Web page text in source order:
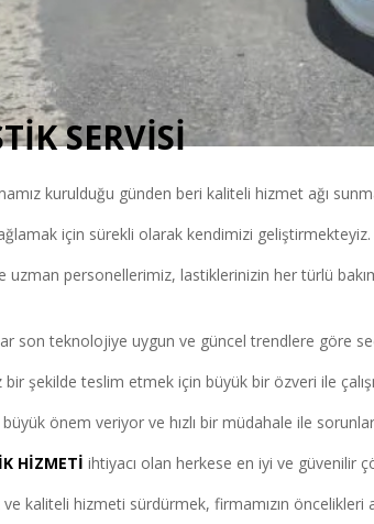
SERVİSİ
kurulduğu günden beri kaliteli hizmet ağı
için sürekli olarak kendimizi geliştirmekteyiz.
uzman personellerimiz, lastiklerinizin her türlü
son teknolojiye uygun ve güncel trendlere göre
şekilde teslim etmek için büyük bir özveri ile
önem veriyor ve hızlı bir müdahale ile
HİZMETİ ihtiyacı olan herkese en iyi ve güvenilir
kaliteli hizmeti sürdürmek, firmamızın öncelikleri